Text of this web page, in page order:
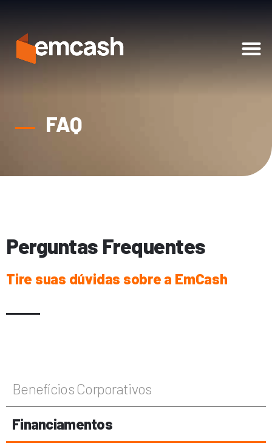
FAQ
Perguntas Frequentes
Tire suas dúvidas sobre a EmCash
Benefícios Corporativos
Financiamentos